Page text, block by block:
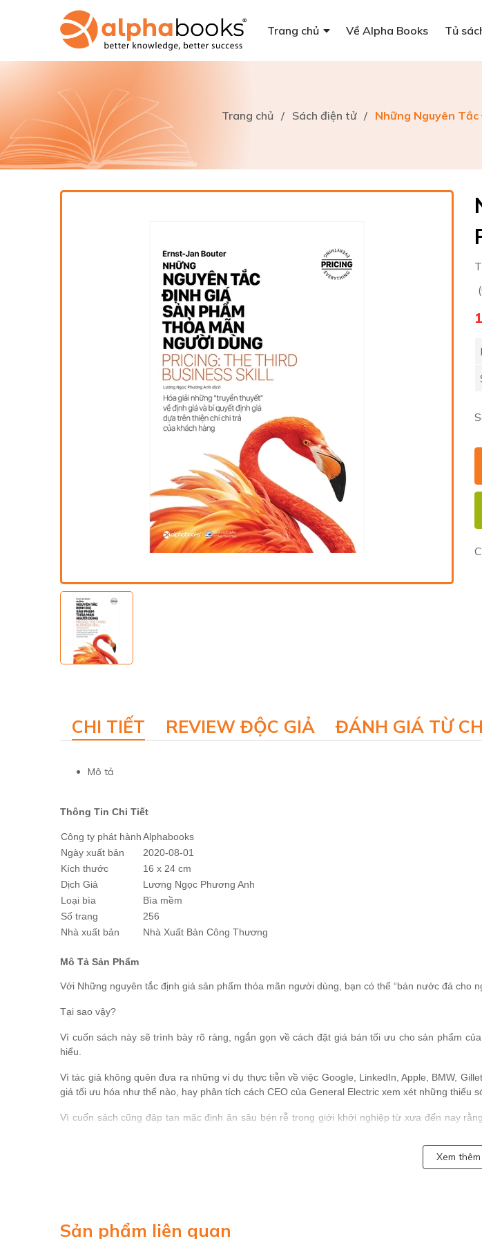
Trang chủ Về Alpha Books Tủ
Trang chủ / Sách điện tử / Những Nguyên
CHI TIẾT REVIEW ĐỘC GIẢ ĐÁNH GIÁ TỪ
Mô tả
Thông Tin Chi Tiết
Công ty phát hànhAlphabooks
Ngày xuất bản
2020-08-01
Kích thước
16 x 24 cm
Dịch Giả
Lương Ngọc Phương Anh
Loại bìa
Bìa mềm
Số trang
256
Nhà xuất bản
Nhà Xuất Bản Công Thương
Mô Tả Sản Phẩm
Với Những nguyên tắc định giá sản phẩm thỏa mãn người dùng, bạn có thể “bán nước đá cho
Tại sao vậy?
Vì cuốn sách này sẽ trình bày rõ ràng, ngắn gọn về cách đặt giá bán tối ưu cho sản phẩm
hiểu.
Vì tác giả không quên đưa ra những ví dụ thực tiễn về việc Google, LinkedIn, Apple, BMW,
giá tối ưu hóa như thế nào, hay phân tích cách CEO của General Electric xem xét những thiếu
Vì cuốn sách cũng đập tan mặc định ăn sâu bén rễ trong giới khởi nghiệp từ xưa đến nay
Vì bức màn bí mật bao phủ chức năng định giá bấy lâu nay sẽ được vén lên, để bạn có cơ
Định giá – bài toán khó giải cho các doanh nghiệp
Xem thêm
Sản phẩm liên quan